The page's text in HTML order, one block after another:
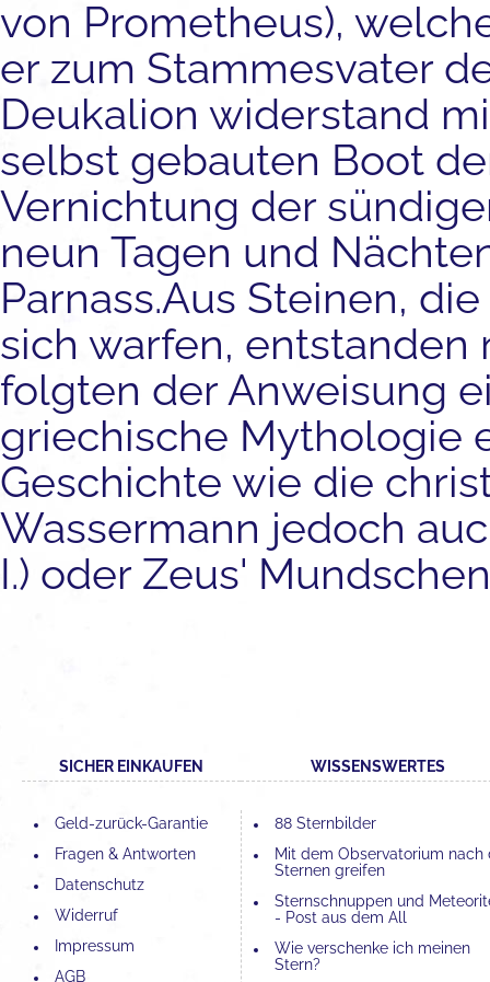
von Prometheus),
er zum Stammesvater
Deukalion widerstand
selbst gebauten Boot
Vernichtung der
neun Tagen und
Parnass.Aus Steinen,
sich warfen, entstanden
folgten der Anweisung
griechische Mythologie
Geschichte wie die
Wassermann jedoch
I.) oder Zeus'
SICHER EINKAUFEN
Geld-zurück-Garantie
Fragen & Antworten
Datenschutz
Widerruf
Impressum
AGB
WISSENSWERTES
88 Sternbilder
Mit dem Observatorium nach
Sternen greifen
Sternschnuppen und
- Post aus dem All
Wie verschenke ich meinen
Stern?